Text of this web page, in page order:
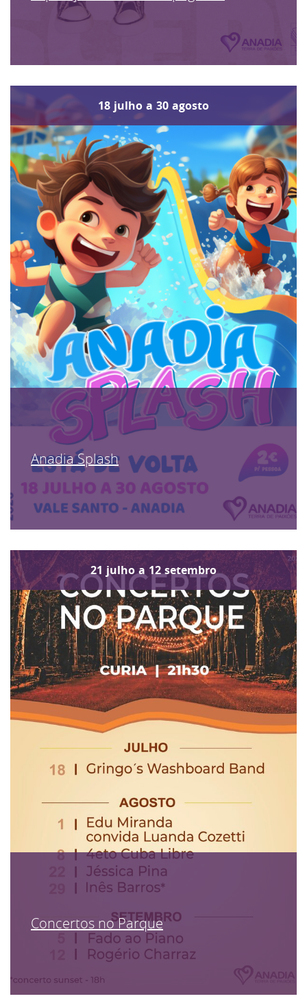
18 julho a 30 agosto
Anadia Splash
21 julho a 12 setembro
Concertos no Parque